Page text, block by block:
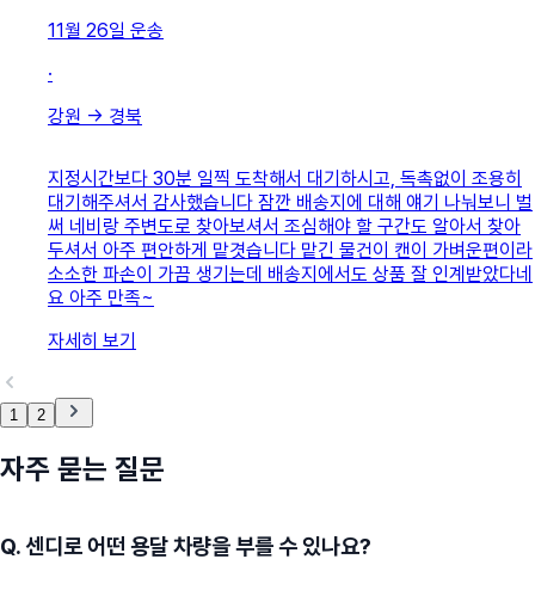
11월 26일 운송
·
강원 → 경북
지정시간보다 30분 일찍 도착해서 대기하시고, 독촉없이 조용히
대기해주셔서 감사했습니다 잠깐 배송지에 대해 얘기 나눠보니 벌
써 네비랑 주변도로 찾아보셔서 조심해야 할 구간도 알아서 찾아
두셔서 아주 편안하게 맡겻습니다 맡긴 물건이 캔이 가벼운편이라
소소한 파손이 가끔 생기는데 배송지에서도 상품 잘 인계받았다네
요 아주 만족~
자세히 보기
1 2
자주 묻는 질문
Q.센디로 어떤 용달 차량을 부를 수 있나요?